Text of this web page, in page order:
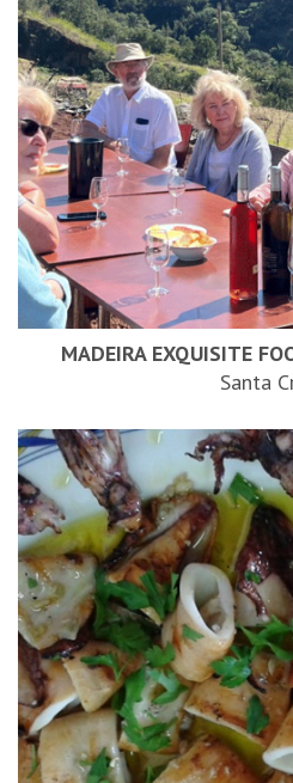
MADEIRA EXQUISITE
Santa